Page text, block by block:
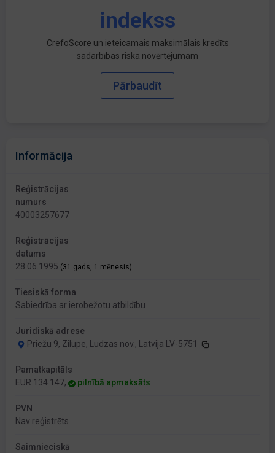
indekss
CrefoScore un ieteicamais maksimālais kredīts
sadarbības riska novērtējumam
Pārbaudīt
Informācija
Reģistrācijas
numurs
40003257677
Reģistrācijas
datums
28.06.1995 (31 gads, 1 mēnesis)
Tiesiskā forma
Sabiedrība ar ierobežotu atbildību
Juridiskā adrese
Priežu 9, Zilupe, Ludzas nov., Latvija LV-5751
Pamatkapitāls
EUR 134 147,
pilnībā apmaksāts
PVN
Nav reģistrēts
Saimnieciskā